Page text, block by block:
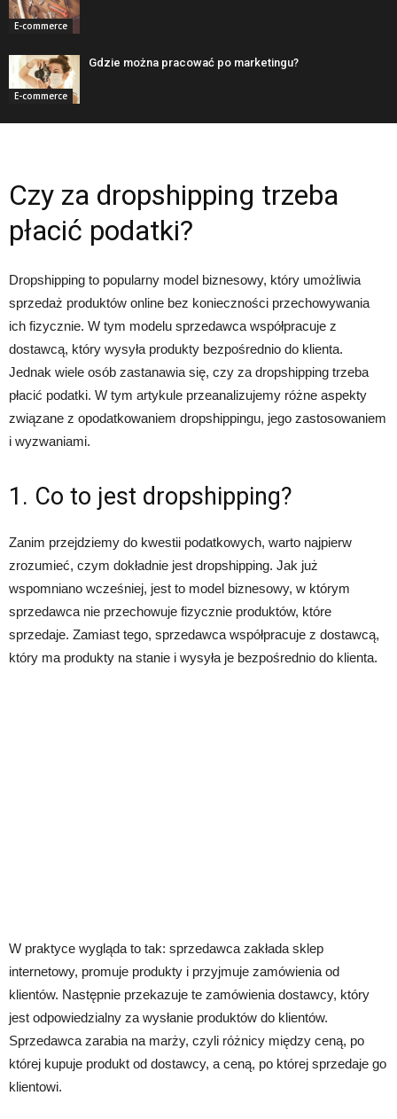
E-commerce
E-commerce
Gdzie można pracować po marketingu?
Czy za dropshipping trzeba
płacić podatki?
Dropshipping to popularny model biznesowy, który umożliwia
sprzedaż produktów online bez konieczności przechowywania
ich fizycznie. W tym modelu sprzedawca współpracuje z
dostawcą, który wysyła produkty bezpośrednio do klienta.
Jednak wiele osób zastanawia się, czy za dropshipping trzeba
płacić podatki. W tym artykule przeanalizujemy różne aspekty
związane z opodatkowaniem dropshippingu, jego zastosowaniem
i wyzwaniami.
1. Co to jest dropshipping?
Zanim przejdziemy do kwestii podatkowych, warto najpierw
zrozumieć, czym dokładnie jest dropshipping. Jak już
wspomniano wcześniej, jest to model biznesowy, w którym
sprzedawca nie przechowuje fizycznie produktów, które
sprzedaje. Zamiast tego, sprzedawca współpracuje z dostawcą,
który ma produkty na stanie i wysyła je bezpośrednio do klienta.
W praktyce wygląda to tak: sprzedawca zakłada sklep
internetowy, promuje produkty i przyjmuje zamówienia od
klientów. Następnie przekazuje te zamówienia dostawcy, który
jest odpowiedzialny za wysłanie produktów do klientów.
Sprzedawca zarabia na marży, czyli różnicy między ceną, po
której kupuje produkt od dostawcy, a ceną, po której sprzedaje go
klientowi.